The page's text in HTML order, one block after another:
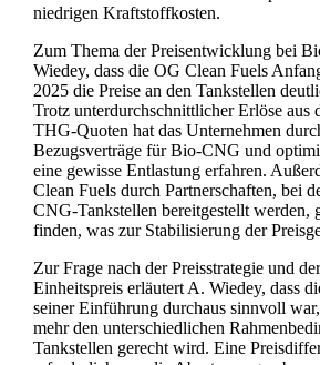
niedrigen Kraftstoffkosten.
Zum Thema der Preisentwicklung bei
Wiedey, dass die OG Clean Fuels
2025 die Preise an den Tankstellen
Trotz unterdurchschnittlicher Erlöse aus
THG-Quoten hat das Unternehmen
Bezugsverträge für Bio-CNG und
eine gewisse Entlastung erfahren.
Clean Fuels durch Partnerschaften, bei
CNG-Tankstellen bereitgestellt werden,
finden, was zur Stabilisierung der
Zur Frage nach der Preisstrategie und
Einheitspreis erläutert A. Wiedey, dass
seiner Einführung durchaus sinnvoll
mehr den unterschiedlichen
Tankstellen gerecht wird. Eine